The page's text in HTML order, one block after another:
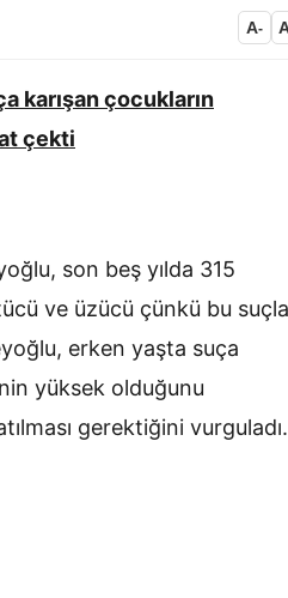
A-
karışan çocukların
çekti
son beş yılda 315
ve üzücü çünkü bu
erken yaşta suça
yüksek olduğunu
gerektiğini vurguladı.